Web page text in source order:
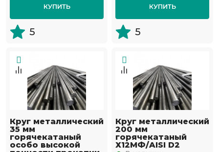
КУПИТЬ
5
КУПИТЬ
5
Круг металлический
35 мм
горячекатаный
особо высокой
Круг металлический
200 мм
горячекатаный
Х12МФ/AISI D2